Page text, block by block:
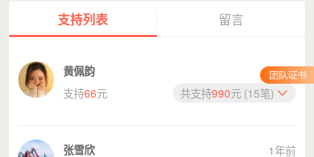
（图1: 学生学习环境尤为恶劣）
支持列表 留言
黄佩韵
1年前
支持66元 共支持990元 (15笔)
张雪欣 1年前